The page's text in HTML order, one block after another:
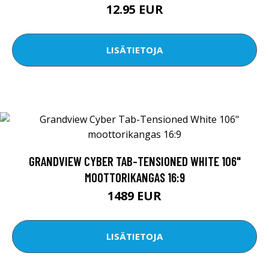
12.95 EUR
LISÄTIETOJA
GRANDVIEW CYBER TAB-TENSIONED WHITE 106"
MOOTTORIKANGAS 16:9
1489 EUR
LISÄTIETOJA